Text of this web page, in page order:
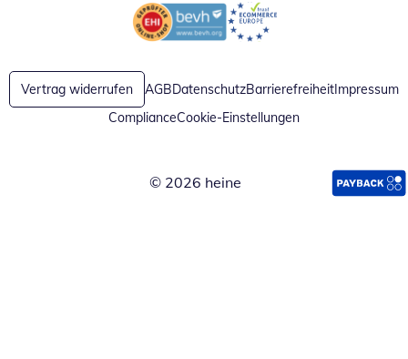
Öffnet in neuem FensterÖffnet in neuem Fenster
Vertrag widerrufen AGBDatenschutzBarrierefreiheitImpressum
ComplianceCookie-Einstellungen
© 2026 heine